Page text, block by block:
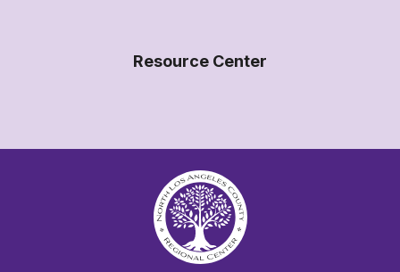
Resource Center